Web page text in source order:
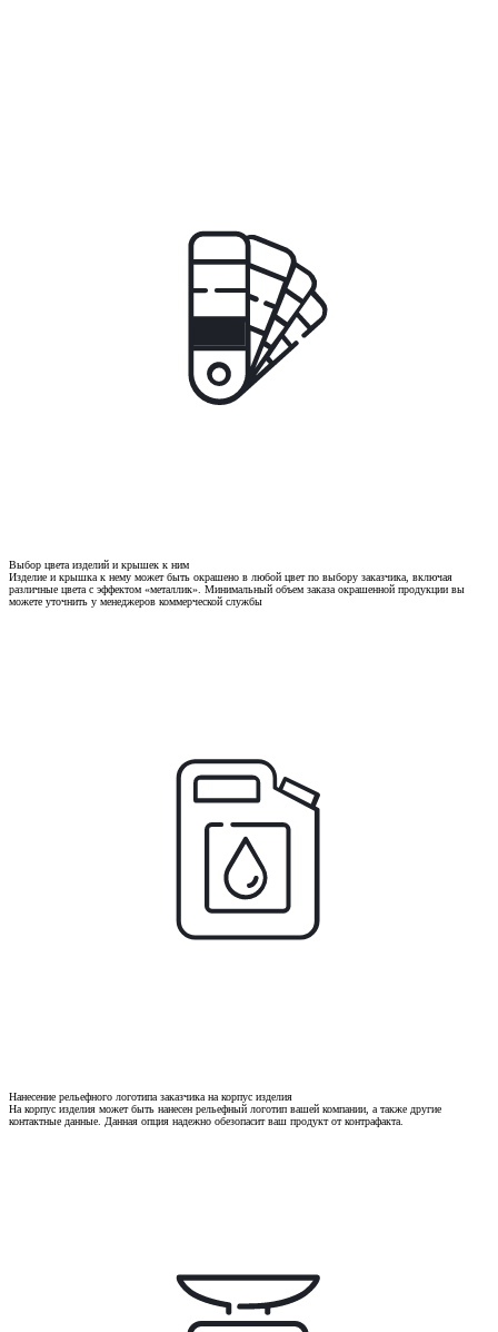
Выбор цвета изделий и крышек к ним
Изделие и крышка к нему может быть окрашено в любой цвет по выбору заказчика, включая
различные цвета с эффектом «металлик». Минимальный объем заказа окрашенной продукции вы
можете уточнить у менеджеров коммерческой службы
Нанесение рельефного логотипа заказчика на корпус изделия
На корпус изделия может быть нанесен рельефный логотип вашей компании, а также другие
контактные данные. Данная опция надежно обезопасит ваш продукт от контрафакта.